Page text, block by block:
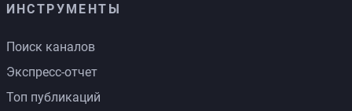
ИНСТРУМЕНТЫ
Поиск каналов
Экспресс-отчет
Топ публикаций